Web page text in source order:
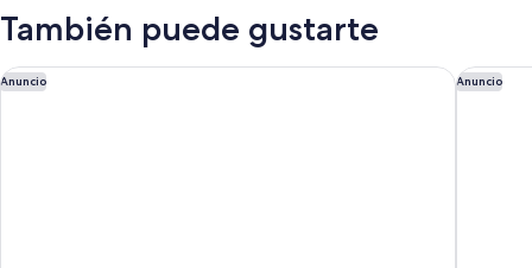
Room,
Smoking
También puede gustarte
Anuncio
Amrit Ocean Resort and Residences - Singer Island Anuncio
Motel 6